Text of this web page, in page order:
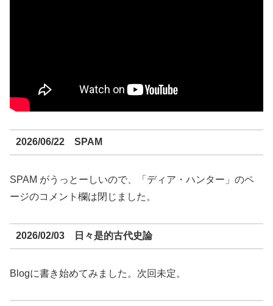
2026/06/22 SPAM
SPAM がうっとーしいので、「ディア・ハンター」のペ
ージのコメント欄は閉じました。
2026/02/03 日々是的古代史論
Blogに書き始めてみました。次回未定。